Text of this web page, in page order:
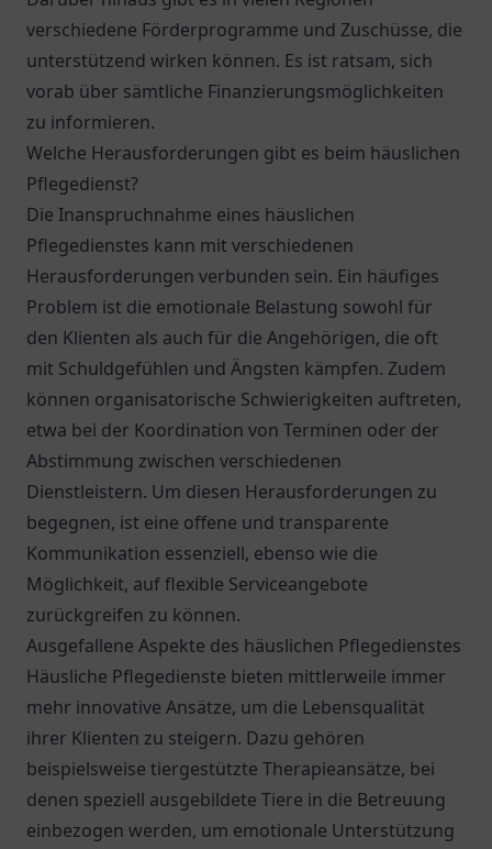
verschiedene Förderprogramme und Zuschüsse, die
unterstützend wirken können. Es ist ratsam, sich
vorab über sämtliche Finanzierungsmöglichkeiten
zu informieren.
Welche Herausforderungen gibt es beim häuslichen
Pflegedienst?
Die Inanspruchnahme eines häuslichen
Pflegedienstes kann mit verschiedenen
Herausforderungen verbunden sein. Ein häufiges
Problem ist die emotionale Belastung sowohl für
den Klienten als auch für die Angehörigen, die oft
mit Schuldgefühlen und Ängsten kämpfen. Zudem
können organisatorische Schwierigkeiten auftreten,
etwa bei der Koordination von Terminen oder der
Abstimmung zwischen verschiedenen
Dienstleistern. Um diesen Herausforderungen zu
begegnen, ist eine offene und transparente
Kommunikation essenziell, ebenso wie die
Möglichkeit, auf flexible Serviceangebote
zurückgreifen zu können.
Ausgefallene Aspekte des häuslichen Pflegedienstes
Häusliche Pflegedienste bieten mittlerweile immer
mehr innovative Ansätze, um die Lebensqualität
ihrer Klienten zu steigern. Dazu gehören
beispielsweise tiergestützte Therapieansätze, bei
denen speziell ausgebildete Tiere in die Betreuung
einbezogen werden, um emotionale Unterstützung